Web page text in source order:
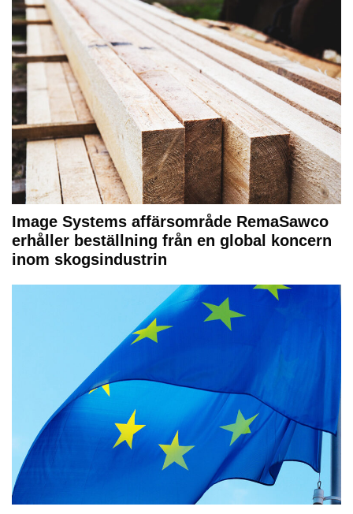
Image Systems affärsområde RemaSawco
erhåller beställning från en global koncern
inom skogsindustrin